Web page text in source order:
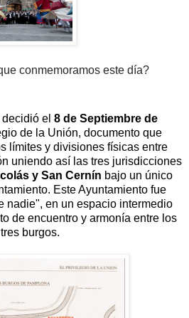
conmemoramos este día?
el 8 de Septiembre de
de la Unión, documento que
límites y divisiones físicas entre
uniendo así las tres jurisdicciones
y San Cernín bajo un único
Este Ayuntamiento fue
nadie", en un espacio intermedio
de encuentro y armonía entre los
tres burgos.